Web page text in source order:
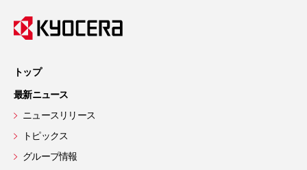
トップ
最新ニュース
ニュースリリース
トピックス
グループ情報